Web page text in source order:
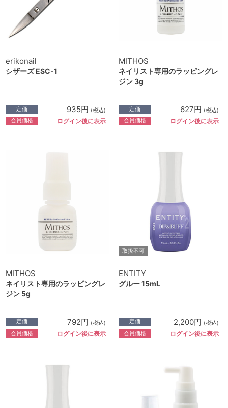
erikonail
シザーズ ESC-1
定価 935円 (税込)
会員価格 ログイン後に表示
MITHOS
ネイリスト専用のラッピングレ
ジン 3g
定価 627円 (税込)
会員価格 ログイン後に表示
MITHOS
ネイリスト専用のラッピングレ
ジン 5g
定価 792円 (税込)
会員価格 ログイン後に表示
取扱不可
ENTITY
グルー 15mL
定価 2,200円 (税込)
会員価格 ログイン後に表示